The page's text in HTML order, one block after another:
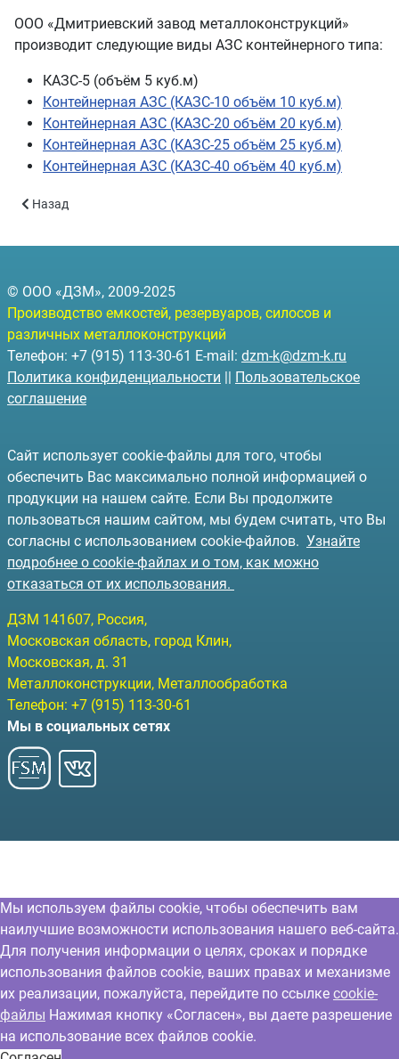
ООО «Дмитриевский завод металлоконструкций»
производит следующие виды АЗС контейнерного типа:
КАЗС-5 (объём 5 куб.м)
Контейнерная АЗС (КАЗС-10 объём 10 куб.м)
Контейнерная АЗС (КАЗС-20 объём 20 куб.м)
Контейнерная АЗС (КАЗС-25 объём 25 куб.м)
Контейнерная АЗС (КАЗС-40 объём 40 куб.м)
Предыдущий: Контейнерная АЗС (КАЗС-20 объём 20 куб.м)
Назад
© ООО «ДЗМ», 2009-2025
Производство емкостей, резервуаров, силосов и
различных металлоконструкций
Телефон: +7 (915) 113-30-61 E-mail: dzm-k@dzm-k.ru
Политика конфиденциальности || Пользовательское
соглашение
Сайт использует cookie-файлы для того, чтобы
обеспечить Вас максимально полной информацией о
продукции на нашем сайте. Если Вы продолжите
пользоваться нашим сайтом, мы будем считать, что Вы
согласны с использованием cookie-файлов. Узнайте
подробнее о cookie-файлах и о том, как можно
отказаться от их использования.
ДЗМ 141607, Россия,
Московская область, город Клин,
Московская, д. 31
Металлоконструкции, Металлообработка
Телефон: +7 (915) 113-30-61
Мы в социальных сетях
Мы используем файлы cookie, чтобы обеспечить вам
наилучшие возможности использования нашего веб-сайта.
Для получения информации о целях, сроках и порядке
использования файлов cookie, ваших правах и механизме
их реализации, пожалуйста, перейдите по ссылке cookie-
файлы Нажимая кнопку «Согласен», вы даете разрешение
на использование всех файлов cookie.